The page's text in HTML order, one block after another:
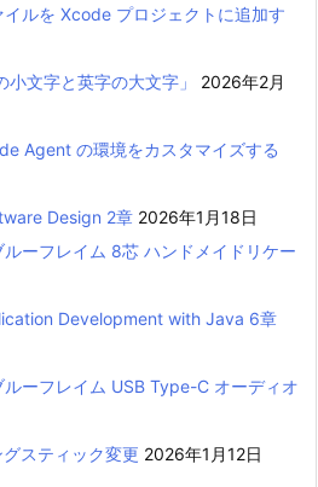
ルを Xcode プロジェクトに追加す
文字と英字の大文字」
2026年2月
Agent の環境をカスタマイズする
Design 2章 2026年1月18日
ーフレイム 8芯 ハンドメイドリケー
Development with Java 6章
ーフレイム USB Type-C オーディオ
スティック変更 2026年1月12日